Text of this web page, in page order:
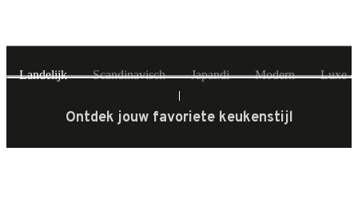
KeukenstijlenKeukenstijlen
Landelijk Scandinavisch Japandi Modern Luxe
Ontdek jouw favoriete keukenstijl